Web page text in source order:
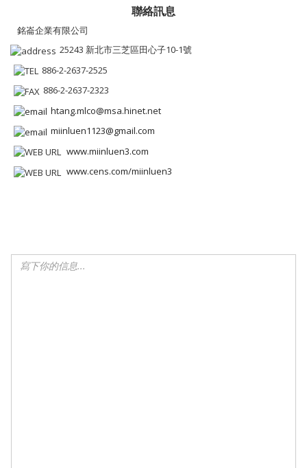
聯絡訊息
銘崙企業有限公司
25243 新北市三芝區田心子10-1號
886-2-2637-2525
886-2-2637-2323
htang.mlco@msa.hinet.net
miinluen1123@gmail.com
www.miinluen3.com
www.cens.com/miinluen3